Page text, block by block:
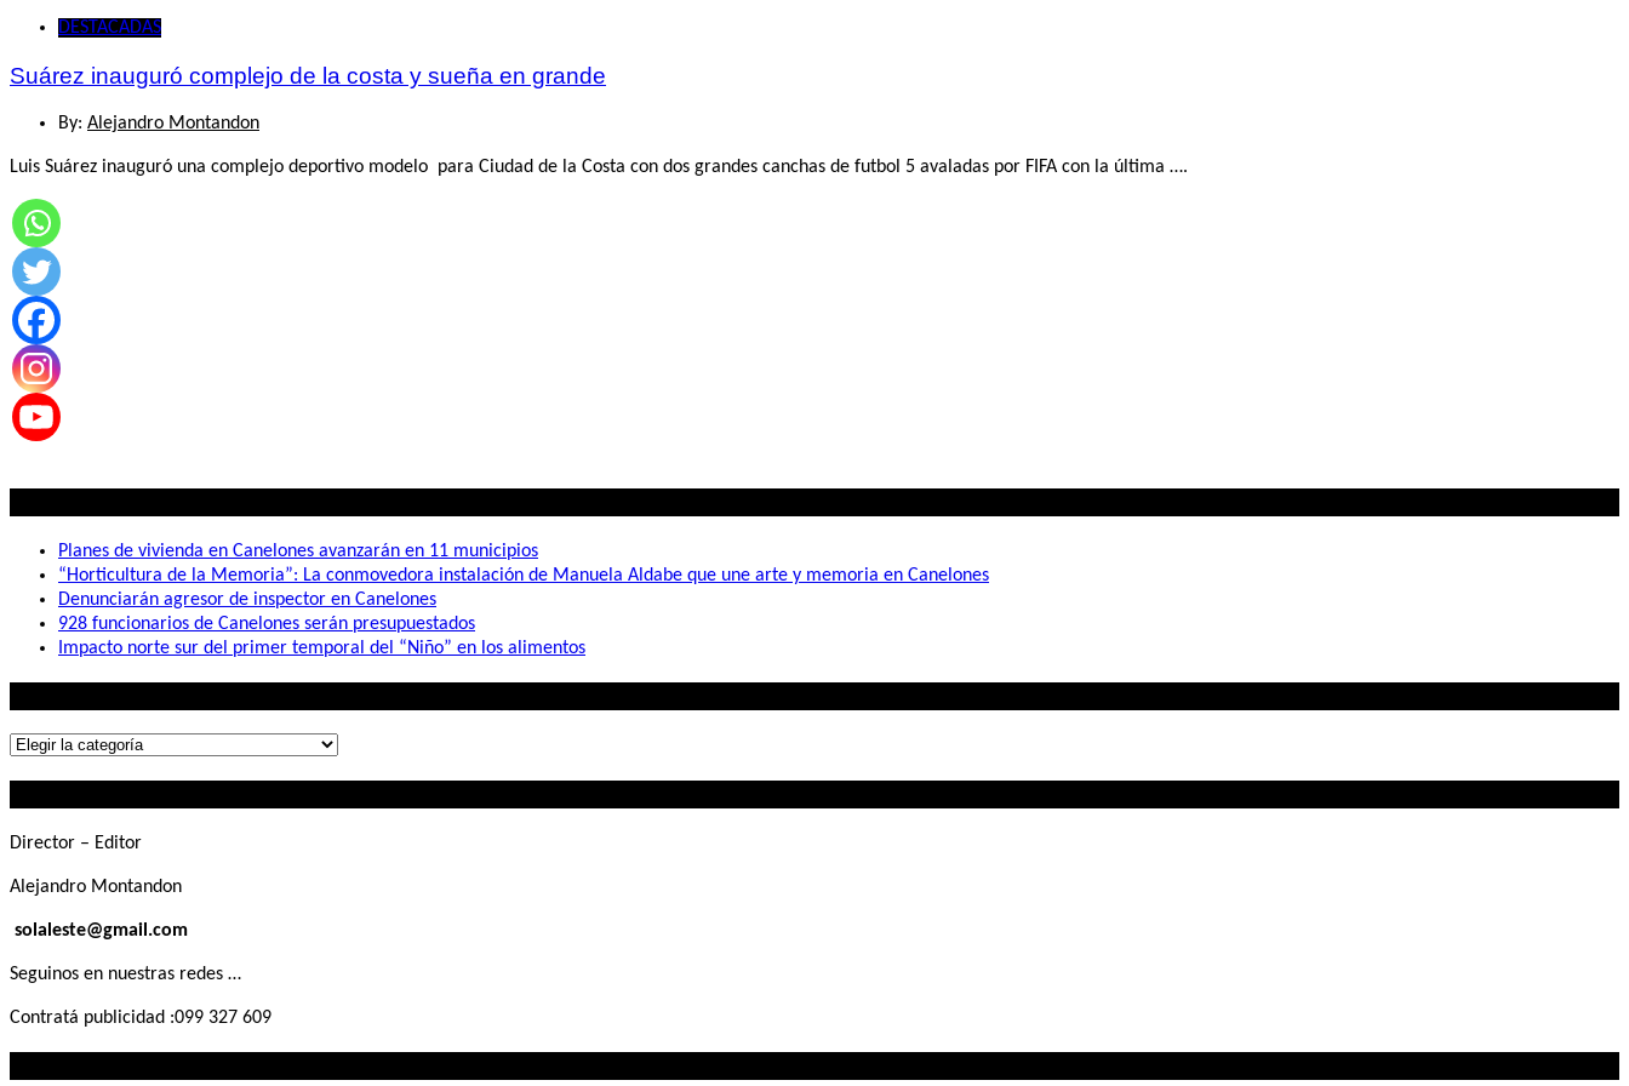
DESTACADAS
Suárez inauguró complejo de la costa y sueña en grande
By: Alejandro Montandon
Luis Suárez inauguró una complejo deportivo modelo para Ciudad de la Costa con dos grandes canchas de futbol 5 avaladas por FIFA con la última ….
Planes de vivienda en Canelones avanzarán en 11 municipios
“Horticultura de la Memoria”: La conmovedora instalación de Manuela Aldabe que une arte y memoria en Canelones
Denunciarán agresor de inspector en Canelones
928 funcionarios de Canelones serán presupuestados
Impacto norte sur del primer temporal del “Niño” en los alimentos
Lo
Director – Editor
Alejandro Montandon
solaleste@gmail.com
Seguinos en nuestras redes …
Contratá publicidad :099 327 609